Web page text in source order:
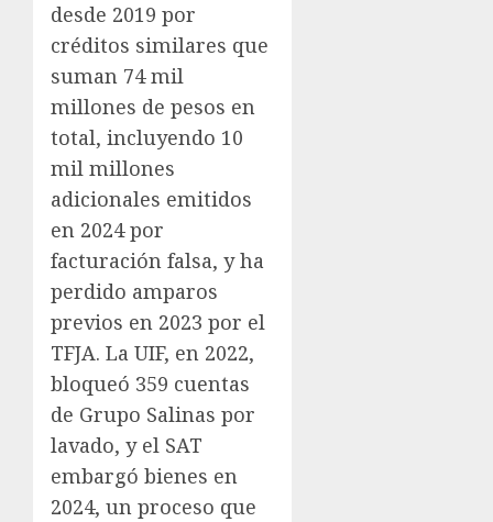
desde 2019 por
créditos similares que
suman 74 mil
millones de pesos en
total, incluyendo 10
mil millones
adicionales emitidos
en 2024 por
facturación falsa, y ha
perdido amparos
previos en 2023 por el
TFJA. La UIF, en 2022,
bloqueó 359 cuentas
de Grupo Salinas por
lavado, y el SAT
embargó bienes en
2024, un proceso que